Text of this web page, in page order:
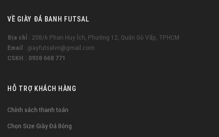
VỀ GIÀY ĐÁ BANH FUTSAL
Địa chỉ : 208/6 Phan Huy Ích, Phường 12, Quận Gò Vấp, TPHCM
Email : giayfutsalvn@gmail.com
CSKH : 0938 668 771
HỖ TRỢ KHÁCH HÀNG
Chính sách thanh toán
Chọn Size Giày Đá Bóng